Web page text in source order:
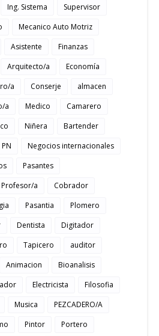
Ing. Sistema
Supervisor
Mecanico Auto Motriz
Asistente
Finanzas
Arquitecto/a
Economía
a Conserje
almacen
a Medico
Camarero
Niñera
Bartender
Negocios internacionales
Pasantes
Profesor/a
Cobrador
Pasantia
Plomero
Dentista
Digitador
Tapicero
auditor
Animacion
Bioanalisis
Electricista
Filosofia
Musica
PEZCADERO/A
Pintor
Portero